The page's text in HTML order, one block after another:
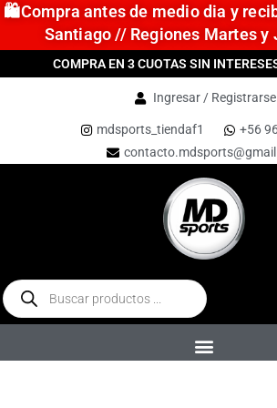
🛍️Compra antes de medio dia y
Santiago // Regiones Martes
COMPRA EN 3 CUOTAS SIN
Ingresar / Registrarse
mdsports_tiendaf1
+56